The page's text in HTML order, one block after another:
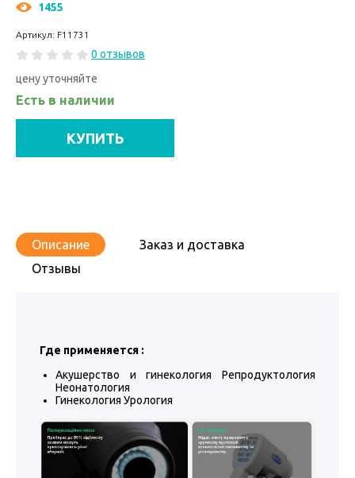
1455
Артикул: F11731
0 отзывов
цену уточняйте
Есть в наличии
КУПИТЬ
Описание
Заказ и доставка
Отзывы
Где применяется :
Акушерство и гинекология Репродуктология
Неонатология
Гинекология Урология